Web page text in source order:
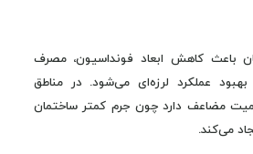
باعث کاهش ابعاد فونداسیون، مصرف
عملکرد لرزه‌ای می‌شود. در مناطق
مضاعف دارد چون جرم کمتر ساختمان
می‌کند.